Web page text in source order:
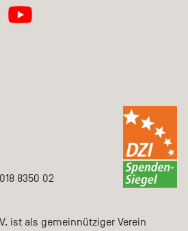
8350 02
ist als gemeinnütziger Verein